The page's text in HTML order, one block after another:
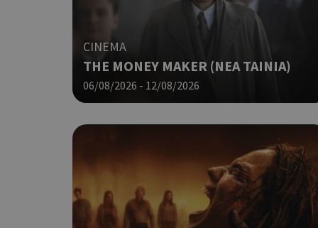
CINEMA
THE MONEY MAKER (ΝΕΑ ΤΑΙΝΙΑ)
06/08/2026 - 12/08/2026
LangCookie
PHPSESSID
takeOverCookie